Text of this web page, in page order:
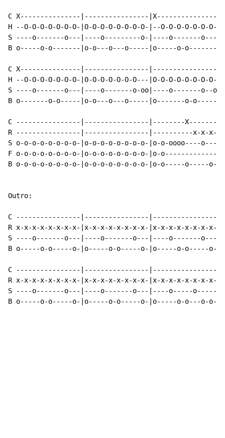
C X---------------|----------------|X---------------
H --O-O-O-O-O-O-O-|O-O-O-O-O-O-O-O-|--O-O-O-O-O-O-O-
S ----o-------o---|----o---------o-|----o-------o---
B o-----o-o-------|o-o---o---o-----|o-----o-o-------
C X---------------|----------------|----------------|
H --O-O-O-O-O-O-O-|O-O-O-O-O-O-O---|O-O-O-O-O-O-O-O-|
S ----o-------o---|----o-------o-oo|----o-------o--o|
B o-------o-o-----|o-o---o---o-----|o-------o-o-----|
C ----------------|----------------|--------X-------|
R ----------------|----------------|----------x-x-x-|
S o-o-o-o-o-o-o-o-|o-o-o-o-o-o-o-o-|o-o-oooo----o---|
F o-o-o-o-o-o-o-o-|o-o-o-o-o-o-o-o-|o-o-------------|
B o-o-o-o-o-o-o-o-|o-o-o-o-o-o-o-o-|o-o-----o-----o-|
Outro:
C ----------------|----------------|----------------
R x-x-x-x-x-x-x-x-|x-x-x-x-x-x-x-x-|x-x-x-x-x-x-x-x-
S ----o-------o---|----o-------o---|----o-------o---
B o-----o-o-----o-|o-----o-o-----o-|o-----o-o-----o-
C ----------------|----------------|----------------
R x-x-x-x-x-x-x-x-|x-x-x-x-x-x-x-x-|x-x-x-x-x-x-x-
S ----o-------o---|----o-------o---|----o-----o-----
B o-----o-o-----o-|o-----o-o-----o-|o-----o-o---o-o-